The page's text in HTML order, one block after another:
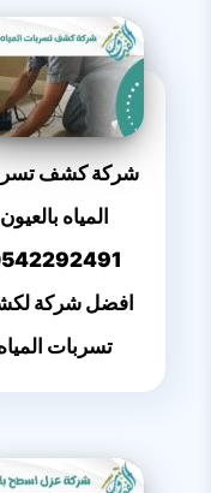
شركة كشف
المياه بالعيون
افضل شركة
تسربات